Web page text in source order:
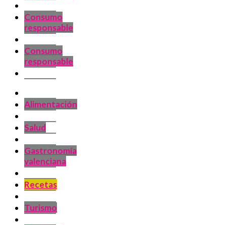
Consumo
responsable
Consumo
responsable
Alimentación
Salud
Gastronomía
valenciana
Recetas
Turismo